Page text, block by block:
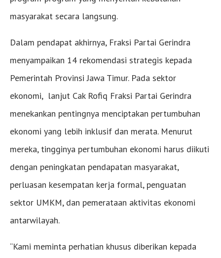
masyarakat secara langsung.
Dalam pendapat akhirnya, Fraksi Partai Gerindra
menyampaikan 14 rekomendasi strategis kepada
Pemerintah Provinsi Jawa Timur. Pada sektor
ekonomi, lanjut Cak Rofiq Fraksi Partai Gerindra
menekankan pentingnya menciptakan pertumbuhan
ekonomi yang lebih inklusif dan merata. Menurut
mereka, tingginya pertumbuhan ekonomi harus diikuti
dengan peningkatan pendapatan masyarakat,
perluasan kesempatan kerja formal, penguatan
sektor UMKM, dan pemerataan aktivitas ekonomi
antarwilayah.
“Kami meminta perhatian khusus diberikan kepada